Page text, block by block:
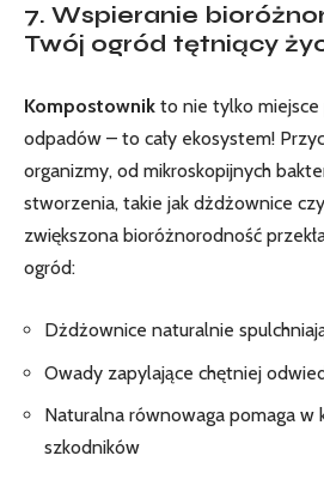
7. Wspieranie
Twój ogród tętniący
Kompostownik to nie tylko
odpadów – to cały ekosystem!
organizmy, od mikroskopijnych
stworzenia, takie jak dżdżownice
zwiększona bioróżnorodność
ogród:
Dżdżownice naturalnie
Owady zapylające chętniej
Naturalna równowaga pomaga w
szkodników